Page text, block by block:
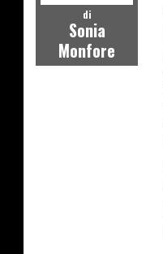
di
Sonia
Monfore